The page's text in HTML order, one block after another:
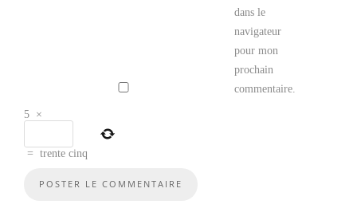
dans le
navigateur
pour mon
prochain
commentaire.
5 ×
= trente cinq